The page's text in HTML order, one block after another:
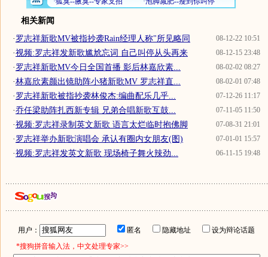
相关新闻
08-12-22 10:51
·罗志祥新歌MV被指抄袭Rain经理人称"所见略同
08-12-15 23:48
·视频:罗志祥发新歌尴尬忘词 自己叫停从头再来
08-02-02 08:27
·罗志祥新歌MV今日全国首播 影后林嘉欣素...
08-02-01 07:48
·林嘉欣素颜出镜助阵小猪新歌MV 罗志祥直...
07-12-26 11:17
·罗志祥新歌被指抄袭林俊杰:编曲配乐几乎...
07-11-05 11:50
·乔任梁助阵扎西新专辑 兄弟合唱新歌互鼓...
07-08-31 21:01
·视频:罗志祥录制英文新歌 语言太烂临时抱佛脚
07-01-01 15:57
·罗志祥举办新歌演唱会 承认有圈内女朋友(图)
06-11-15 19:48
·视频:罗志祥发英文新歌 现场椅子舞火辣劲...
用户： 匿名 隐藏地址
设为辩论话题
*搜狗拼音输入法，中文处理专家>>